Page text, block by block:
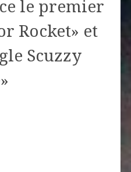
le premier
Rocket» et
Scuzzy